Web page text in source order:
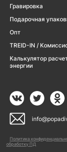
Гравировка
Подарочная
Опт
TREID-IN /
Калькулятор
энергии
Политика
обработку ПД